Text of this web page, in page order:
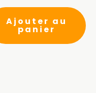
Ajouter au
panier